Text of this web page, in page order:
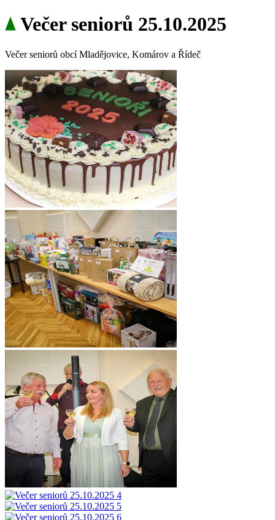
Večer seniorů 25.10.2025
Večer seniorů obcí Mladějovice, Komárov a Řídeč